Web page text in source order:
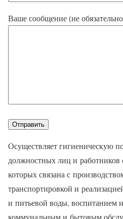
Ваше сообщение (не
Осуществляет гигиеническую
должностных лиц и работников
которых связана с
транспортировкой и
и питьевой воды, воспитанием
коммунальным и бытовым